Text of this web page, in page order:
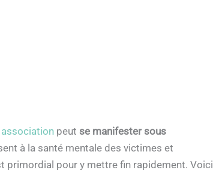
peut se manifester sous
à la santé mentale des victimes et
primordial pour y mettre fin rapidement. Voici